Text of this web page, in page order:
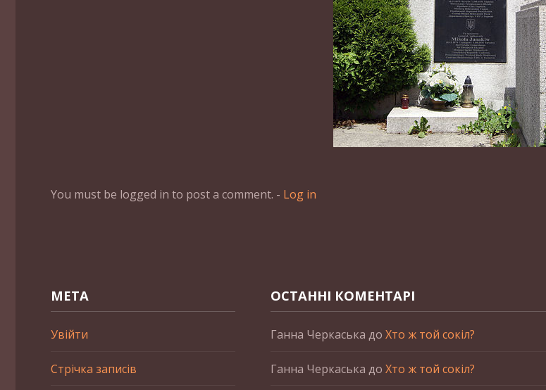
You must be logged in to post a comment. - Log in
МЕТА
Увійти
Стрічка записів
ОСТАННІ КОМЕНТАРІ
Ганна Черкаська до Хто ж той сокіл?
Ганна Черкаська до Хто ж той сокіл?